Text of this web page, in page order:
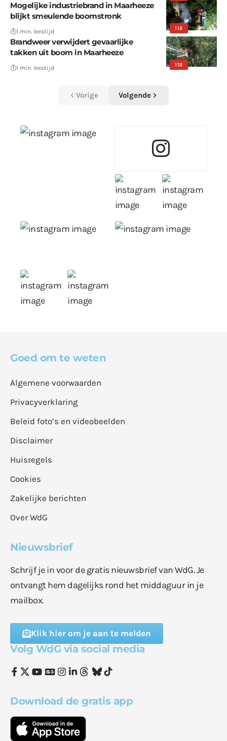
112
Mogelijke industriebrand in Maarheeze
blijkt smeulende boomstronk
1 min. leestijd
112
Brandweer verwijdert gevaarlijke
takken uit boom in Maarheeze
1 min. leestijd
Vorige Volgende
Goed om te weten
Algemene voorwaarden
Privacyverklaring
Beleid foto’s en videobeelden
Disclaimer
Huisregels
Cookies
Zakelijke berichten
Over WdG
Nieuwsbrief
Schrijf je in voor de gratis nieuwsbrief van WdG. Je
ontvangt hem dagelijks rond het middaguur in je
mailbox.
Klik hier om je aan te melden
Volg WdG via social media
Download de gratis app